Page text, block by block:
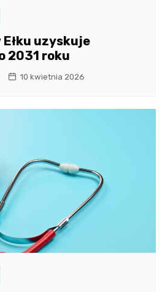
Ełku uzyskuje
2031 roku
10 kwietnia 2026